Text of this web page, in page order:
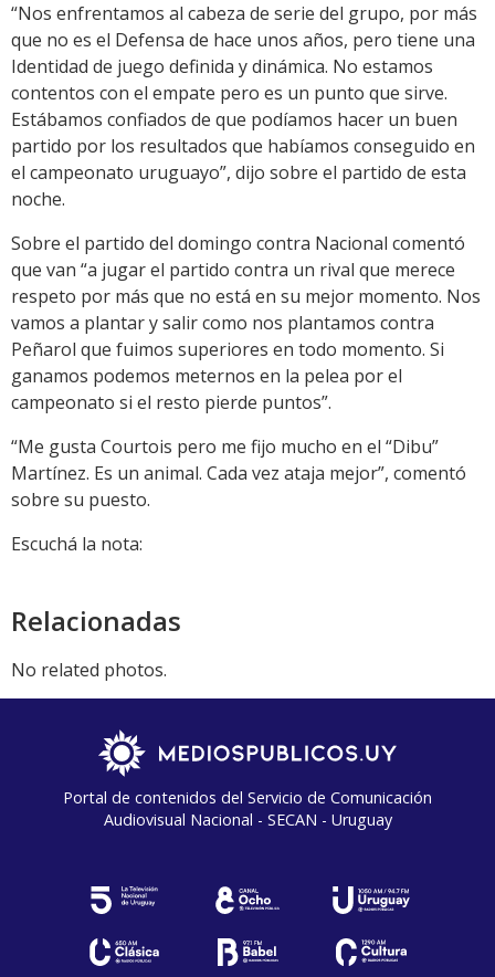
“Nos enfrentamos al cabeza de serie del grupo, por más
que no es el Defensa de hace unos años, pero tiene una
Identidad de juego definida y dinámica. No estamos
contentos con el empate pero es un punto que sirve.
Estábamos confiados de que podíamos hacer un buen
partido por los resultados que habíamos conseguido en
el campeonato uruguayo”, dijo sobre el partido de esta
noche.
Sobre el partido del domingo contra Nacional comentó
que van “a jugar el partido contra un rival que merece
respeto por más que no está en su mejor momento. Nos
vamos a plantar y salir como nos plantamos contra
Peñarol que fuimos superiores en todo momento. Si
ganamos podemos meternos en la pelea por el
campeonato si el resto pierde puntos”.
“Me gusta Courtois pero me fijo mucho en el “Dibu”
Martínez. Es un animal. Cada vez ataja mejor”, comentó
sobre su puesto.
Escuchá la nota:
Relacionadas
No related photos.
Portal de contenidos del Servicio de Comunicación
Audiovisual Nacional - SECAN - Uruguay